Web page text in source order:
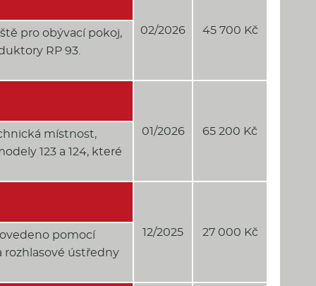
02/2026 45 700 Kč
pro obývací pokoj,
RP 93.
01/2026 65 200 Kč
místnost,
123 a 124, které
12/2025 27 000 Kč
pomocí
rozhlasové ústředny